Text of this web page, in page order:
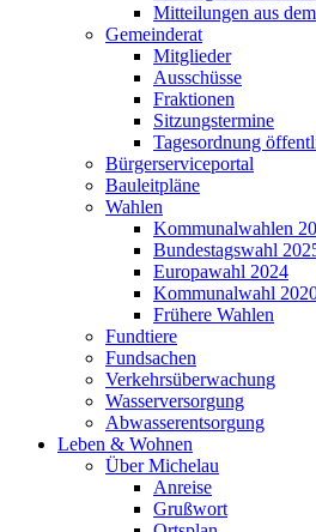
Mitteilungen aus
Gemeinderat
Mitglieder
Ausschüsse
Fraktionen
Sitzungstermine
Tagesordnung
Bürgerserviceportal
Bauleitpläne
Wahlen
Kommunalwahlen
Bundestagswahl
Europawahl 2024
Kommunalwahl
Frühere Wahlen
Fundtiere
Fundsachen
Verkehrsüberwachung
Wasserversorgung
Abwasserentsorgung
Leben & Wohnen
Über Michelau
Anreise
Grußwort